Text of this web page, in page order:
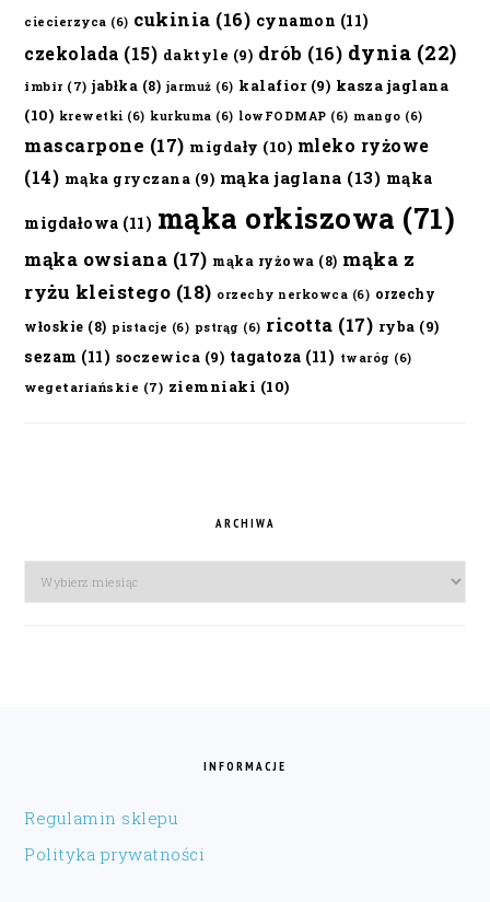
ciecierzyca (6) cukinia (16) cynamon (11)
czekolada (15) daktyle (9) drób (16) dynia (22)
imbir (7) jabłka (8) jarmuż (6) kalafior(9) kasza jaglana
(10) krewetki (6) kurkuma (6) lowFODMAP (6) mango (6)
mascarpone (17) migdały (10) mleko ryżowe
(14) mąka gryczana (9) mąka jaglana (13) mąka
migdałowa (11) mąka orkiszowa (71)
mąka owsiana (17) mąka ryżowa (8) mąka z
ryżu kleistego (18) orzechy nerkowca (6) orzechy
włoskie (8) pistacje (6) pstrąg (6) ricotta (17) ryba (9)
sezam (11) soczewica (9) tagatoza (11) twaróg (6)
wegetariańskie (7) ziemniaki (10)
ARCHIWA
Archiwa
INFORMACJE
Regulamin sklepu
Polityka prywatności